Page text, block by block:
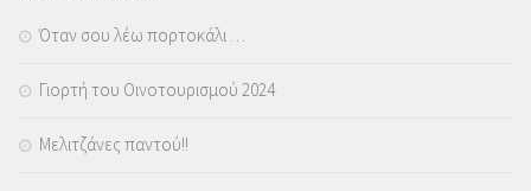
Όταν σου λέω πορτοκάλι …
Γιορτή του Οινοτουρισμού 2024
Μελιτζάνες παντού!!